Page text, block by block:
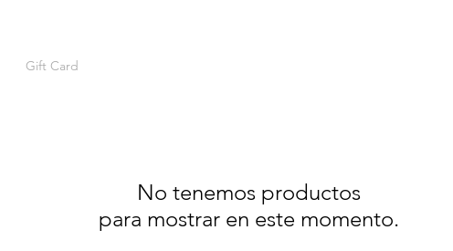
Gift Card
No tenemos productos
para mostrar en este momento.